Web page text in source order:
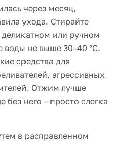
через месяц,
ухода. Стирайте
деликатном или ручном
не выше 30–40 °C.
средства для
агрессивных
Отжим лучше
него – просто слегка
в расправленном